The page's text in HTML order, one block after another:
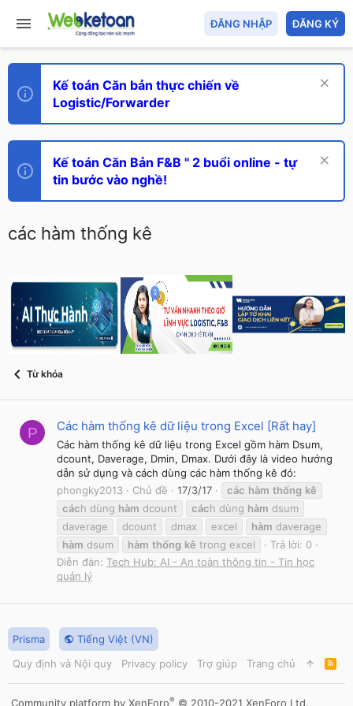
ĐĂNG NHẬP ĐĂNG KÝ
Kế toán Căn bản thực chiến về
Logistic/Forwarder
Kế toán Căn Bản F&B " 2 buổi online - tự
tin bước vào nghề!
các hàm thống kê
Từ khóa
P Các hàm thống kê dữ liệu trong Excel [Rất hay]
Các hàm thống kê dữ liệu trong Excel gồm hàm Dsum,
dcount, Daverage, Dmin, Dmax. Dưới đây là video hướng
dẫn sử dụng và cách dùng các hàm thống kê đó:
phongky2013
Chủ đề 17/3/17 các hàm thống kê
cách dùng hàm dcount cách dùng hàm dsum
daverage
dcount dmax excel hàm daverage
hàm dsum hàm thống kê trong excel
Trả lời: 0
Diễn đàn: Tech Hub: AI - An toàn thông tin - Tin học
quản lý
Prisma
Tiếng Việt (VN)
Quy định và Nội quy
Privacy policy Trợ giúp Trang chủ
R
S
S
Community platform by XenForo® © 2010-2021 XenForo Ltd.